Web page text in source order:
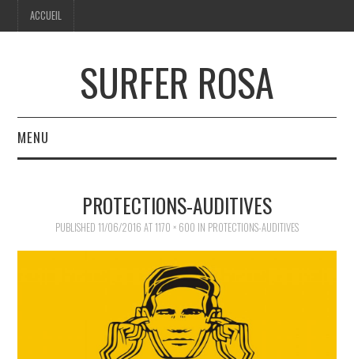
ACCUEIL
SURFER ROSA
MENU
PROTECTIONS-AUDITIVES
PUBLISHED 11/06/2016 AT1170 × 600 IN PROTECTIONS-AUDITIVES